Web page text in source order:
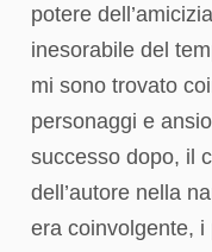
potere
inesorabile del
mi sono trovato
personaggi e
successo dopo, il
dell’autore nella
era coinvolgente,